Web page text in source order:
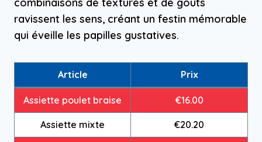
ravissent les sens, créant un festin mémorable
qui éveille les papilles gustatives.
Article Prix
Assiette poulet braise €16.00
Assiette mixte €20.20